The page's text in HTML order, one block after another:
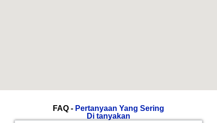
FAQ - Pertanyaan Yang Sering
Di tanyakan